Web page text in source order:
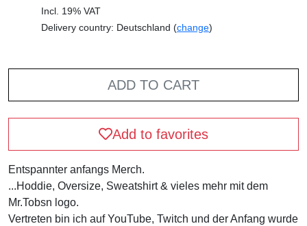
Incl. 19% VAT
Delivery country: Deutschland (change)
ADD TO CART
Add to favorites
Entspannter anfangs Merch.
...Hoddie, Oversize, Sweatshirt & vieles mehr mit dem
Mr.Tobsn logo.
Vertreten bin ich auf YouTube, Twitch und der Anfang wurde